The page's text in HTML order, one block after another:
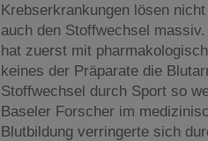
Krebserkrankungen lösen
auch den Stoffwechsel
hat zuerst mit
keines der Präparate die
Stoffwechsel durch Sport so
Baseler Forscher im
Blutbildung verringerte sich